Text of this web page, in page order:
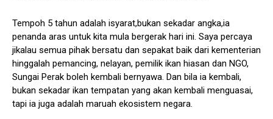
Tempoh 5 tahun adalah isyarat,bukan sekadar angka,ia
penanda aras untuk kita mula bergerak hari ini. Saya percaya
jikalau semua pihak bersatu dan sepakat baik dari kementerian
hinggalah pemancing, nelayan, pemilik ikan hiasan dan NGO,
Sungai Perak boleh kembali bernyawa. Dan bila ia kembali,
bukan sekadar ikan tempatan yang akan kembali menguasai,
tapi ia juga adalah maruah ekosistem negara.